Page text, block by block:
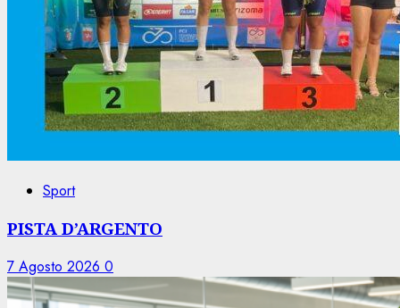
Sport
PISTA D’ARGENTO
7 Agosto 2026 0